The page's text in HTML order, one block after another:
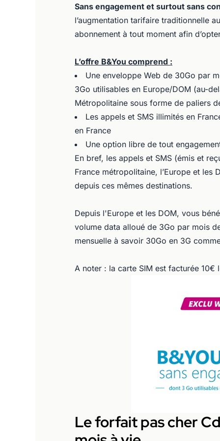
Sans engagement et surtout sans
l’augmentation tarifaire traditionnelle
abonnement à tout moment afin
L’offre B&You comprend :
Une enveloppe Web de 30Go par
3Go utilisables en Europe/DOM (au-
Métropolitaine sous forme de paliers
Les appels et SMS illimités en
en France
Une option libre de tout
En bref, les appels et SMS (émis et
France métropolitaine, l’Europe et les
depuis ces mêmes destinations.
Depuis l'Europe et les DOM, vous
volume data alloué de 3Go par mois
mensuelle à savoir 30Go en 3G
A noter : la carte SIM est facturée 10€
Le forfait pas cher